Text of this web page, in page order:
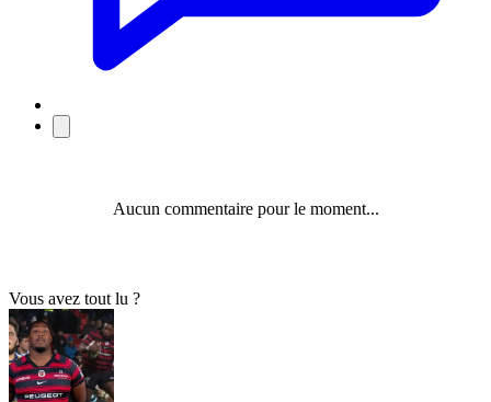
Aucun commentaire pour le moment...
Vous avez tout lu ?